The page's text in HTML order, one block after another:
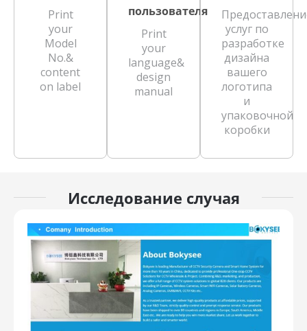
Print
your
Model
No.&
content
on label
пользователя
Print
your
language&
design
manual
услуг по
разработке
дизайна
вашего
логотипа
и
упаковочной
коробки
Исследование случая